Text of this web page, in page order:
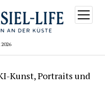
Menü
öffnen
Kunst, Portraits und